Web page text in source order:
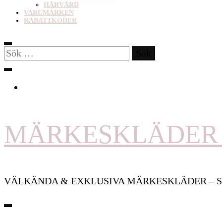
HÅRVÅRD
VARUMÄRKEN
RABATTKODER
Sök
efter:
VÄLKÄNDA & EXKLUSIVA MÄRKESKLÄDER –